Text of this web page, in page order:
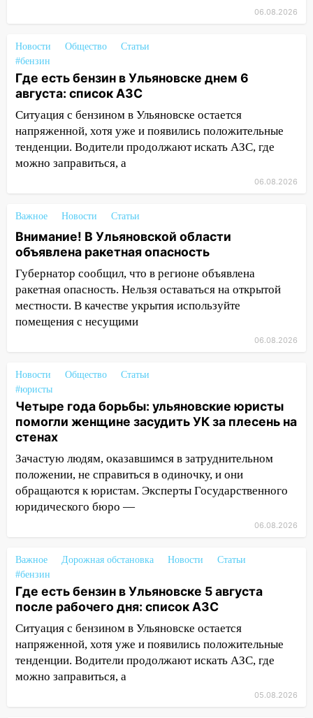
12:28
Миллион на «льготниках»: в
Ульяновской области перевозчик
провернул хитрую схему с чужими
проездными
12:10 Ульяновский алиментщик накопил
120 тысяч долга
11:49 Снят режим «Ракетная
опасность» на территории Ульяновской
Кабмин РФ разрешил до 1 июля
бензина Евро 2, Евро 3, Евро 4
11:12
Соцсети: на Рябикова автомобиль
врезался в забор
10:27 Где есть бензин в Ульяновске
днем 6 августа: список АЗС
10:00
51-летний мужчина
09:50 В Ульяновске черный коршун
застрял в тепловозе
09:44 Ульяновские спасатели помогли
юному велосипедисту на улице
Чернышевского
В Заволжском районе украли два
07:18
В Ульяновск идет
тридцатиградусная жара: какая будет
погода в четверг
06:00 Четыре года борьбы: ульяновские
юристы помогли женщине засудить УК
за плесень на стенах
05:00
Кому 6 августа звезды сулят
06.08.2026
Новости Общество
Статьи
#бензин
Где есть бензин в Ульяновске днем 6
августа: список АЗС
Ситуация с бензином в Ульяновске остается
напряженной, хотя уже и появились положительные
тенденции. Водители продолжают искать АЗС, где
можно заправиться, а
06.08.2026
Важное Новости Статьи
Внимание! В Ульяновской области
объявлена ракетная опасность
Губернатор сообщил, что в регионе объявлена
ракетная опасность. Нельзя оставаться на открытой
местности. В качестве укрытия используйте
помещения с несущими
06.08.2026
Новости Общество
Статьи
#юристы
Четыре года борьбы: ульяновские юристы
помогли женщине засудить УК за плесень на
стенах
Зачастую людям, оказавшимся в затруднительном
положении, не справиться в одиночку, и они
обращаются к юристам. Эксперты Государственного
юридического бюро —
06.08.2026
Важное Дорожная обстановка Новости
Статьи
#бензин
Где есть бензин в Ульяновске 5 августа
после рабочего дня: список АЗС
Ситуация с бензином в Ульяновске остается
напряженной, хотя уже и появились положительные
тенденции. Водители продолжают искать АЗС, где
можно заправиться, а
05.08.2026